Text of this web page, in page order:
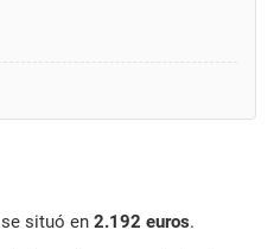
se situó en 2.192 euros.